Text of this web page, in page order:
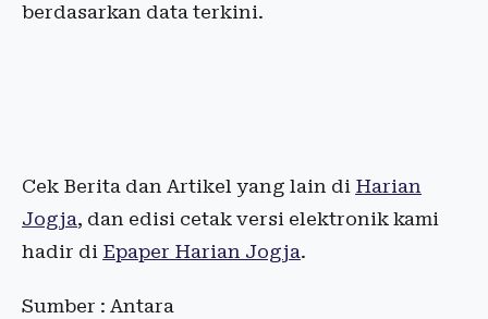
berdasarkan data terkini.
Cek Berita dan Artikel yang lain di Harian
Jogja, dan edisi cetak versi elektronik kami
hadir di Epaper Harian Jogja.
Sumber : Antara